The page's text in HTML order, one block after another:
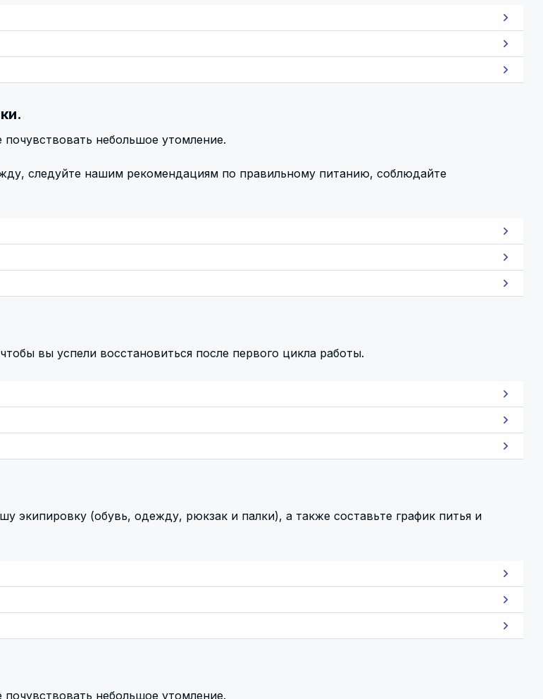
небольшое утомление.
следуйте нашим рекомендациям по правильному питанию, соблюдайте
вы успели восстановиться после первого цикла работы.
экипировку (обувь, одежду, рюкзак и палки), а также составьте график питья и
небольшое утомление.